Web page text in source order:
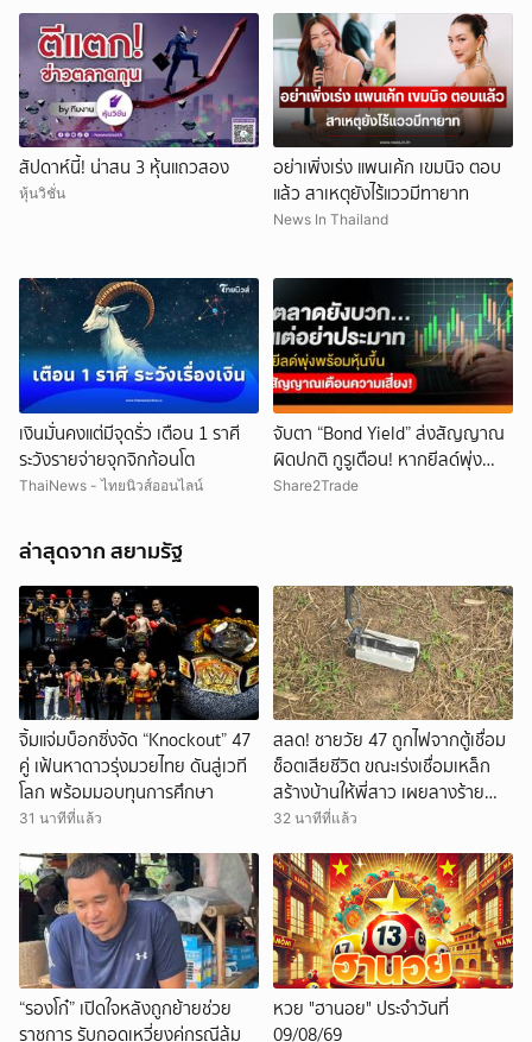
สัปดาห์นี้! น่าสน 3 หุ้นแถวสอง
หุ้นวิชั่น
อย่าเพิ่งเร่ง แพนเค้ก เขมนิจ ตอบ
แล้ว สาเหตุยังไร้แววมีทายาท
News In Thailand
เงินมั่นคงแต่มีจุดรั่ว เตือน 1 ราศี
ระวังรายจ่ายจุกจิกก้อนโต
ThaiNews - ไทยนิวส์ออนไลน์
จับตา “Bond Yield” ส่งสัญญาณ
ผิดปกติ กูรูเตือน! หากยีลด์พุ่ง
พร้อมหุ้นขึ้น แรงกระแทกตลาดอาจ
Share2Trade
ล่าสุดจาก สยามรัฐ
จิ้มแจ่มบ็อกซิ่งจัด “Knockout” 47
คู่ เฟ้นหาดาวรุ่งมวยไทย ดันสู่เวที
โลก พร้อมมอบทุนการศึกษา
31 นาทีที่แล้ว
สลด! ชายวัย 47 ถูกไฟจากตู้เชื่อม
ช็อตเสียชีวิต ขณะเร่งเชื่อมเหล็ก
สร้างบ้านให้พี่สาว เผยลางร้าย
ก่อนตาย
32 นาทีที่แล้ว
“รองโก๋” เปิดใจหลังถูกย้ายช่วย
ราชการ รับกอดเหวี่ยงคู่กรณีล้ม
หวย "ฮานอย" ประจำวันที่
09/08/69